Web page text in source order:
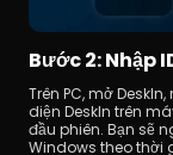
Bước 2: Nhập
Trên PC, mở
diện DeskIn trên
đầu phiên. Bạn sẽ
Windows theo thời